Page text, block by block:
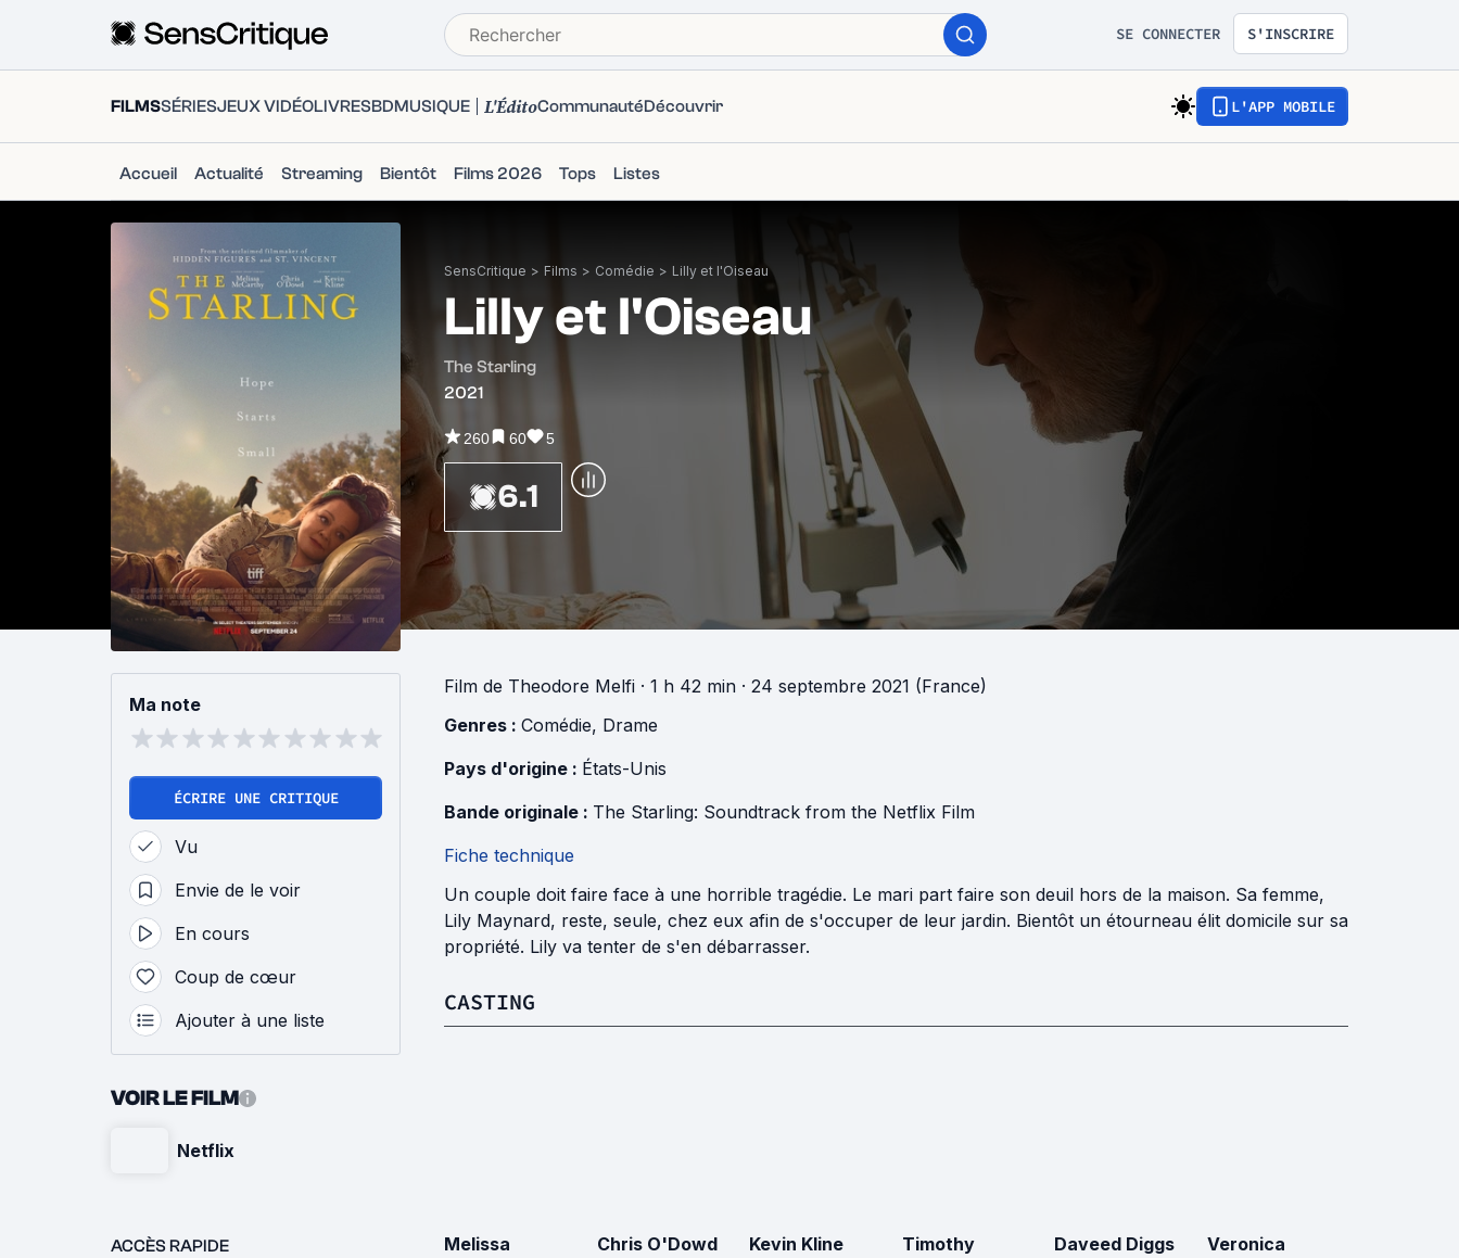
SE CONNECTER S'INSCRIRE
FILMSSÉRIESJEUX VIDÉOLIVRESBDMUSIQUE L'ÉditoCommunautéDécouvrir L'APP MOBILE
Accueil Actualité Streaming Bientôt Films 2026 Tops Listes
SensCritique > Films > Comédie > Lilly et l'Oiseau
Lilly et l'Oiseau
The Starling
2021
260 60 5
6.1
Ma note
ÉCRIRE UNE CRITIQUE
Vu
Envie de le voir
En cours
Coup de cœur
Ajouter à une liste
VOIR LE FILM
Netflix
ACCÈS RAPIDE
Film de Theodore Melfi · 1 h 42 min · 24 septembre 2021 (France)
Genres : Comédie, Drame
Pays d'origine : États-Unis
Bande originale : The Starling: Soundtrack from the Netflix Film
Fiche technique
Un couple doit faire face à une horrible tragédie. Le mari part faire son deuil hors de la maison. Sa femme,
Lily Maynard, reste, seule, chez eux afin de s'occuper de leur jardin. Bientôt un étourneau élit domicile sur sa
propriété. Lily va tenter de s'en débarrasser.
CASTING
Melissa
Chris O'Dowd
Kevin Kline
Timothy
Daveed Diggs
Veronica